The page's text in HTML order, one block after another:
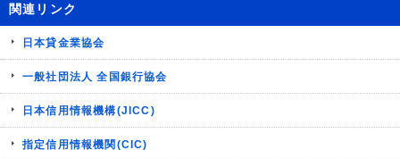
関連リンク
日本貸金業協会
一般社団法人 全国銀行協会
日本信用情報機構(JICC)
指定信用情報機関(CIC)